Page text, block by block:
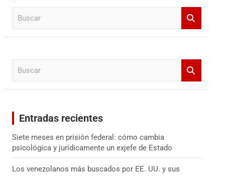
Entradas recientes
Siete meses en prisión federal: cómo cambia
psicológica y jurídicamente un exjefe de Estado
Los venezolanos más buscados por EE. UU. y sus